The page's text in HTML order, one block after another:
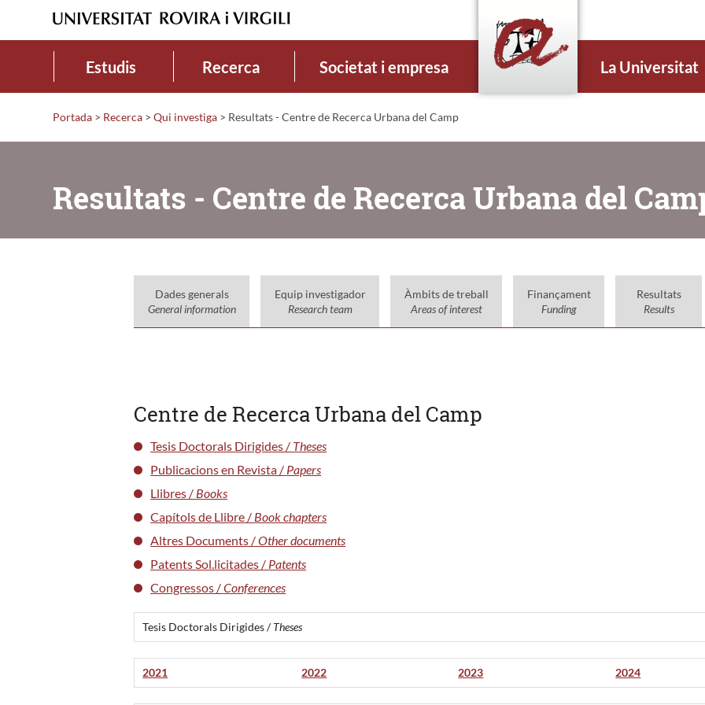
Estudis Recerca Societat i empresa La Universitat
Portada > Recerca > Qui investiga > Resultats - Centre de Recerca Urbana del Camp
Resultats - Centre de Recerca Urbana del
Dades generals
General information
Equip investigador
Research team
Àmbits de treball
Areas of interest
Finançament
Funding
Resultats
Results
Centre de Recerca Urbana del Camp
Tesis Doctorals Dirigides / Theses
Publicacions en Revista / Papers
Llibres / Books
Capítols de Llibre / Book chapters
Altres Documents /Other documents
Patents Sol.licitades / Patents
Congressos /Conferences
Tesis Doctorals Dirigides /Theses
2021 2022 2023 2024